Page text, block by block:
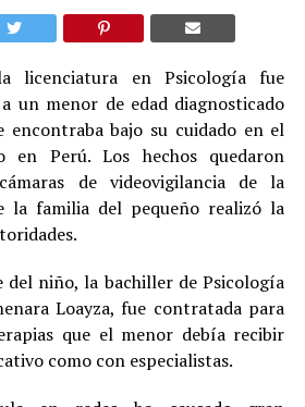
licenciatura en Psicología fue
un menor de edad diagnosticado
encontraba bajo su cuidado en el
en Perú. Los hechos quedaron
de videovigilancia de la
la familia del pequeño realizó la
del niño, la bachiller de Psicología
Loayza, fue contratada para
que el menor debía recibir
como con especialistas.